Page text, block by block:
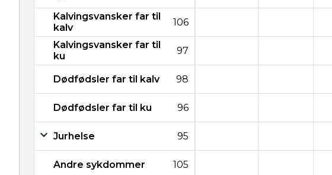
Kalvingsvansker far til
kalv
106
Kalvingsvansker far til
ku
97
Dødfødsler far til kalv 98
Dødfødsler far til ku 96
Jurhelse 95
Andre sykdommer 105